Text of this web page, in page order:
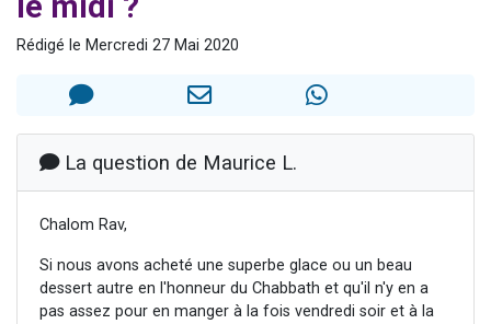
Ariel vient de donner son Maasser
Rédigé le Mercredi 27 Mai 2020
La question de Maurice L.
Chalom Rav,
Si nous avons acheté une superbe glace ou un beau
dessert autre en l'honneur du Chabbath et qu'il n'y en a
pas assez pour en manger à la fois vendredi soir et à la